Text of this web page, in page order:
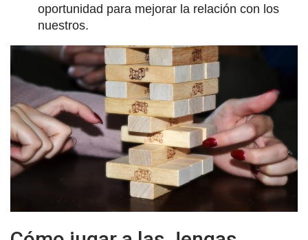
oportunidad para mejorar la relación con los
nuestros.